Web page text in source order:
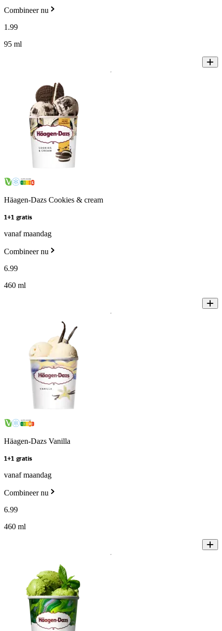
Combineer nu
1 .99
95 ml
Häagen-Dazs Cookies & cream
1+1 gratis
vanaf maandag
Combineer nu
6.99
460 ml
Häagen-Dazs Vanilla
1+1 gratis
vanaf maandag
Combineer nu
6.99
460 ml